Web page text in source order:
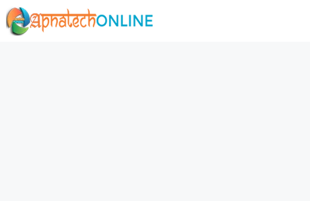
Skip
to